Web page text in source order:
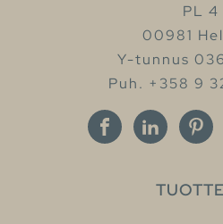
PL 4
00981
Y-tunnus
Puh. +358 9